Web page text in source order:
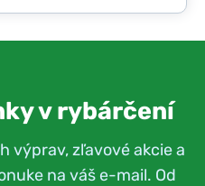
v rybárčení
výprav, zľavové akcie a
na váš e-mail. Od